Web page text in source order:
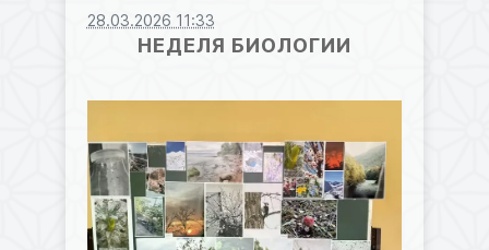
28.03.2026 11:33
НЕДЕЛЯ БИОЛОГИИ